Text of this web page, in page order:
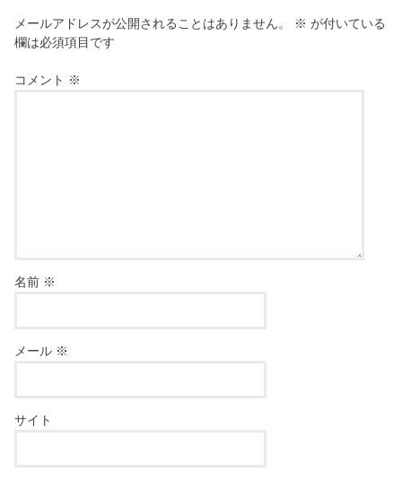
メールアドレスが公開されることはありません。 ※ が付いている
欄は必須項目です
コメント ※
名前 ※
メール ※
サイト